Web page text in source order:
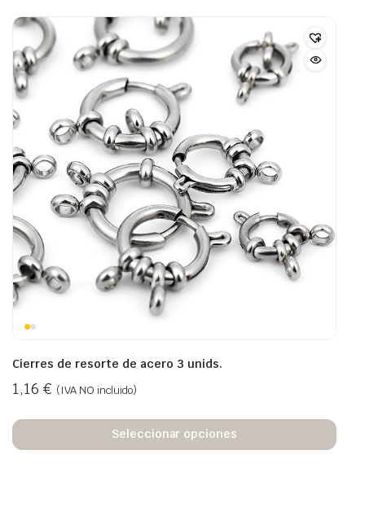
Cierres de resorte de acero 3 unids.
1,16 € (IVA NO incluido)
Seleccionar opciones